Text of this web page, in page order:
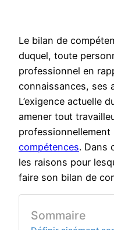
Le bilan de
duquel, toute
professionnel en
connaissances, ses
L’exigence actuelle
amener tout
professionnellement
compétences. Dans
les raisons pour
faire son bilan de
Sommaire